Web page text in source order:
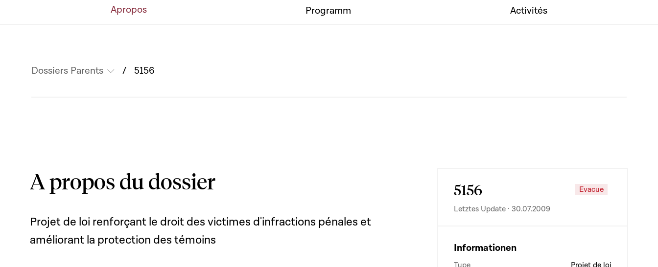
Apropos Programm Activités
Dossiers Parents 5156
A propos du dossier
Projet de loi renforçant le droit des victimes d'infractions pénales et
améliorant la protection des témoins
5156 Evacue
Letztes Update · 30.07.2009
Informationen
Type Projet de loi